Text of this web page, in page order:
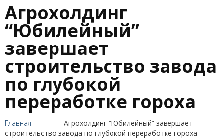
Агрохолдинг
“Юбилейный”
завершает
строительство завода
по глубокой
переработке гороха
Главная
Агрохолдинг “Юбилейный” завершает
строительство завода по глубокой переработке гороха